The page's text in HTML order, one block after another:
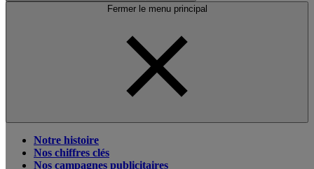
Fermer le menu principal
Notre histoire
Nos chiffres clés
Nos campagnes publicitaires